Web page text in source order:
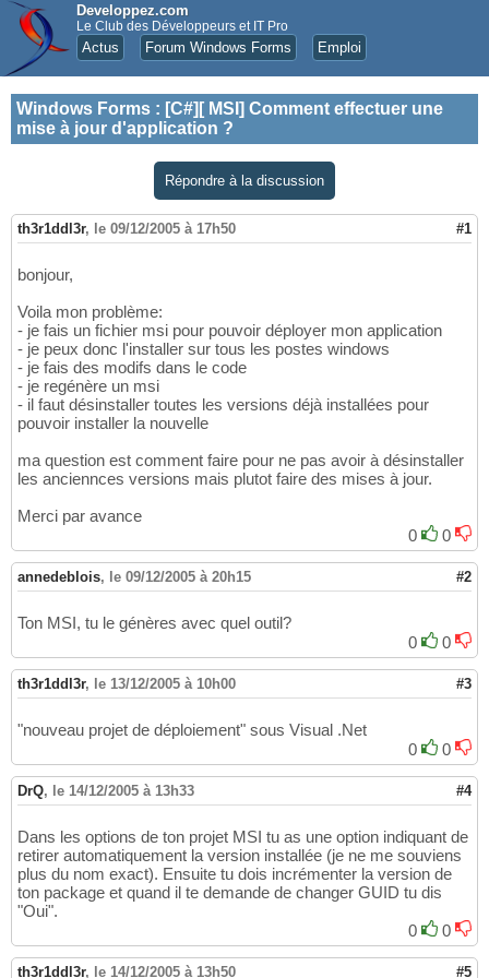
Developpez.com
Le Club des Développeurs et IT Pro
Actus Forum Windows Forms Emploi
Windows Forms : [C#][ MSI] Comment effectuer une
mise à jour d'application ?
Répondre à la discussion
th3r1ddl3r, le 09/12/2005 à 17h50 #1
bonjour,
Voila mon problème:
- je fais un fichier msi pour pouvoir déployer mon application
- je peux donc l'installer sur tous les postes windows
- je fais des modifs dans le code
- je regénère un msi
- il faut désinstaller toutes les versions déjà installées pour
pouvoir installer la nouvelle
ma question est comment faire pour ne pas avoir à désinstaller
les anciennces versions mais plutot faire des mises à jour.
Merci par avance
0
0
annedeblois, le 09/12/2005 à 20h15 #2
Ton MSI, tu le génères avec quel outil?
0
0
th3r1ddl3r, le 13/12/2005 à 10h00 #3
"nouveau projet de déploiement" sous Visual .Net
0
0
DrQ, le 14/12/2005 à 13h33 #4
Dans les options de ton projet MSI tu as une option indiquant de
retirer automatiquement la version installée (je ne me souviens
plus du nom exact). Ensuite tu dois incrémenter la version de
ton package et quand il te demande de changer GUID tu dis
"Oui".
0
0
th3r1ddl3r, le 14/12/2005 à 13h50 #5